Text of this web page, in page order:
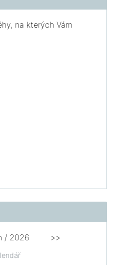
na kterých Vám
/ 2026 >>